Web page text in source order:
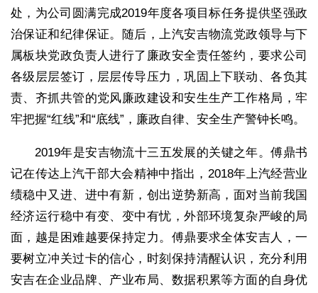
处，为公司圆满完成2019年度各项目标任务提供坚强政
治保证和纪律保证。随后，上汽安吉物流党政领导与下
属板块党政负责人进行了廉政安全责任签约，要求公司
各级层层签订，层层传导压力，巩固上下联动、各负其
责、齐抓共管的党风廉政建设和安生生产工作格局，牢
牢把握“红线”和“底线”，廉政自律、安全生产警钟长鸣。
2019年是安吉物流十三五发展的关键之年。傅鼎书
记在传达上汽干部大会精神中指出，2018年上汽经营业
绩稳中又进、进中有新，创出逆势新高，面对当前我国
经济运行稳中有变、变中有忧，外部环境复杂严峻的局
面，越是困难越要保持定力。傅鼎要求全体安吉人，一
要树立冲关过卡的信心，时刻保持清醒认识，充分利用
安吉在企业品牌、产业布局、数据积累等方面的自身优